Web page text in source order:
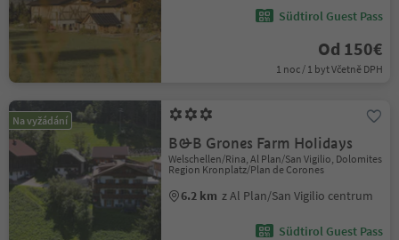
Südtirol Guest Pass
Od 150€
1 noc / 1 byt Včetně DPH
Na vyžádání
B&B Grones Farm Holidays
Welschellen/Rina, Al Plan/San Vigilio, Dolomites
Region Kronplatz/Plan de Corones
6.2 km z Al Plan/San Vigilio centrum
Südtirol Guest Pass